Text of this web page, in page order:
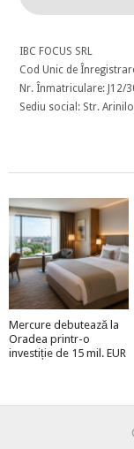
IBC FOCUS SRL
Cod Unic de
Nr. Înmatriculare: J12/
Sediu social: Str.
Mercure debutează la
Oradea printr-o
investiție de 15 mil. EUR